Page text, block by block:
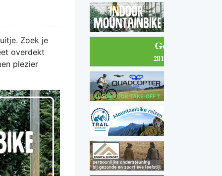
Zoek je
overdekt
plezier